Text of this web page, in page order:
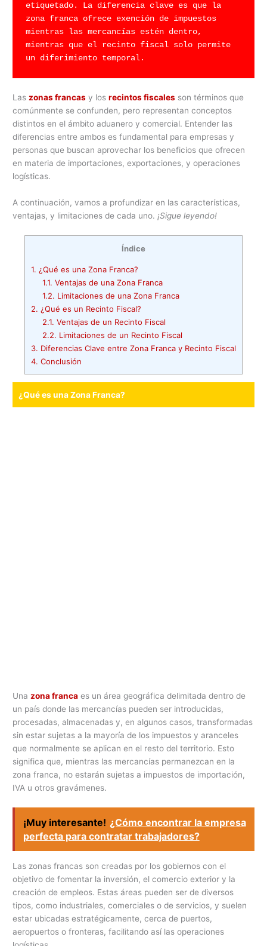
etiquetado. La diferencia clave es que la
zona franca ofrece exención de impuestos
mientras las mercancías estén dentro,
mientras que el recinto fiscal solo permite
un diferimiento temporal.
Laszonas francas y losrecintos fiscales son términos que
comúnmente se confunden, pero representan conceptos
distintos en el ámbito aduanero y comercial. Entender las
diferencias entre ambos es fundamental para empresas y
personas que buscan aprovechar los beneficios que ofrecen
en materia de importaciones, exportaciones, y operaciones
logísticas.
A continuación, vamos a profundizar en las características,
ventajas, y limitaciones de cada uno.¡Sigue leyendo!
Índice
1. ¿Qué es una Zona Franca?
1.1. Ventajas de una Zona Franca
1.2. Limitaciones de una Zona Franca
2. ¿Qué es un Recinto Fiscal?
2.1. Ventajas de un Recinto Fiscal
2.2. Limitaciones de un Recinto Fiscal
3. Diferencias Clave entre Zona Franca y Recinto Fiscal
4. Conclusión
¿Qué es una Zona Franca?
Una zona franca es un área geográfica delimitada dentro de
un país donde las mercancías pueden ser introducidas,
procesadas, almacenadas y, en algunos casos, transformadas
sin estar sujetas a la mayoría de los impuestos y aranceles
que normalmente se aplican en el resto del territorio. Esto
significa que, mientras las mercancías permanezcan en la
zona franca, no estarán sujetas a impuestos de importación,
IVA u otros gravámenes.
¡Muy interesante! ¿Cómo encontrar la empresa
perfecta para contratar trabajadores?
Las zonas francas son creadas por los gobiernos con el
objetivo de fomentar la inversión, el comercio exterior y la
creación de empleos. Estas áreas pueden ser de diversos
tipos, como industriales, comerciales o de servicios, y suelen
estar ubicadas estratégicamente, cerca de puertos,
aeropuertos o fronteras, facilitando así las operaciones